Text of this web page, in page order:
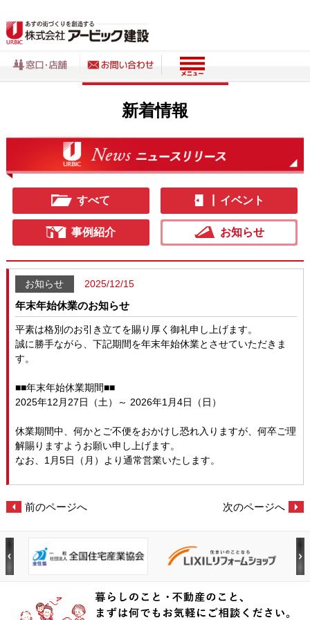
新着情報
すべて イベント
事例紹介 お知らせ
お知らせ 2025/12/15
年末年始休業のお知らせ
平素は格別のお引き立てを賜り厚く御礼申し上げます。
誠に勝手ながら、下記期間を年末年始休業とさせていただきま
す。
■■年末年始休業期間■■
2025年12月27日（土）～ 2026年1月4日（日）
休業期間中、何かとご不便をおかけし恐れ入りますが、何卒ご理
解賜りますようお願い申し上げます。
なお、1月5日（月）より通常営業いたします。
前のページへ 次のページへ